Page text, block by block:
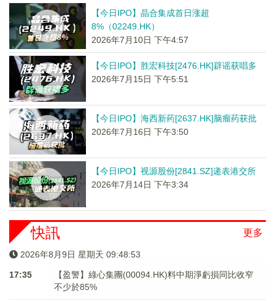
【今日IPO】晶合集成首日涨超
8%（02249.HK）
2026年7月10日 下午4:57
【今日IPO】胜宏科技[2476.HK]辟谣获唱多
2026年7月15日 下午5:51
【今日IPO】海西新药[2637.HK]脑瘤药获批
2026年7月16日 下午3:50
【今日IPO】视源股份[2841.SZ]递表港交所
2026年7月14日 下午3:34
更多
快訊
2026年8月9日 星期天 09:48:53
17:35
【盈警】綠心集團(00094.HK)料中期淨虧損同比收窄
不少於85%